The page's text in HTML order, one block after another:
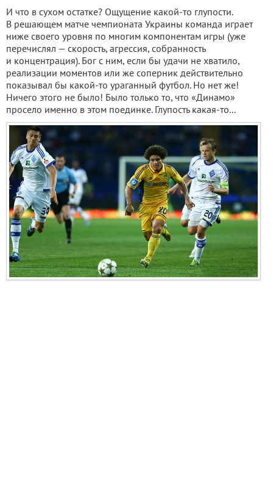
И что в сухом остатке? Ощущение какой-то глупости.
В решающем матче чемпионата Украины команда играет
ниже своего уровня по многим компонентам игры (уже
перечислял — скорость, агрессия, собранность
и концентрация). Бог с ним, если бы удачи не хватило,
реализации моментов или же соперник действительно
показывал бы какой-то ураганный футбол. Но нет же!
Ничего этого не было! Было только то, что «Динамо»
просело именно в этом поединке. Глупость какая-то...